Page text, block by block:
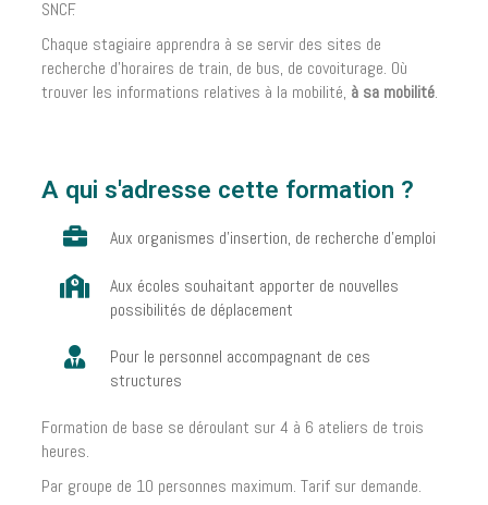
SNCF.
Chaque stagiaire apprendra à se servir des sites de
recherche d’horaires de train, de bus, de covoiturage. Où
trouver les informations relatives à la mobilité, à sa mobilité.
A qui s'adresse cette formation ?
Aux organismes d'insertion, de recherche d'emploi
Aux écoles souhaitant apporter de nouvelles
possibilités de déplacement
Pour le personnel accompagnant de ces
structures
Formation de base se déroulant sur 4 à 6 ateliers de trois
heures.
Par groupe de 10 personnes maximum. Tarif sur demande.